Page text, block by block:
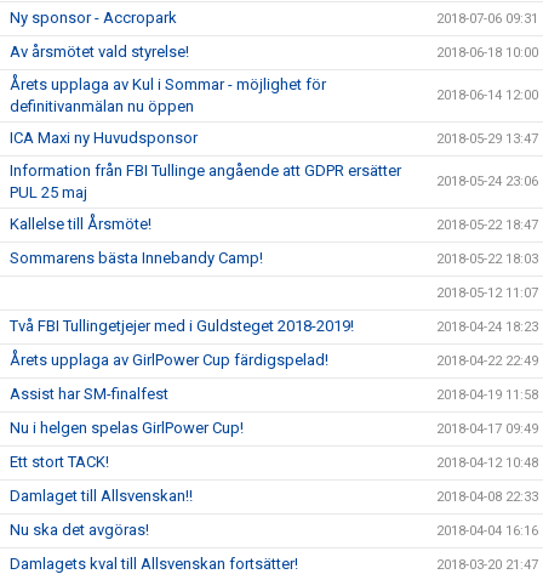
Ny sponsor - Accropark 2018-07-06 09:31
Av årsmötet vald styrelse! 2018-06-18 10:00
Årets upplaga av Kul i Sommar - möjlighet för
definitivanmälan nu öppen
2018-06-14 12:00
ICA Maxi ny Huvudsponsor 2018-05-29 13:47
Information från FBI Tullinge angående att GDPR ersätter
PUL 25 maj
2018-05-24 23:06
Kallelse till Årsmöte! 2018-05-22 18:47
Sommarens bästa Innebandy Camp! 2018-05-22 18:03
2018-05-12 11:07
Två FBI Tullingetjejer med i Guldsteget 2018-2019! 2018-04-24 18:23
Årets upplaga av GirlPower Cup färdigspelad! 2018-04-22 22:49
Assist har SM-finalfest 2018-04-19 11:58
Nu i helgen spelas GirlPower Cup! 2018-04-17 09:49
Ett stort TACK! 2018-04-12 10:48
Damlaget till Allsvenskan!! 2018-04-08 22:33
Nu ska det avgöras! 2018-04-04 16:16
Damlagets kval till Allsvenskan fortsätter! 2018-03-20 21:47